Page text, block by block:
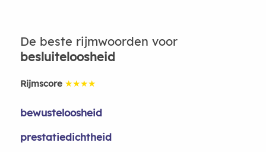
De beste rijmwoorden voor
besluiteloosheid
Rijmscore ★★★★
bewusteloosheid
prestatiedichtheid